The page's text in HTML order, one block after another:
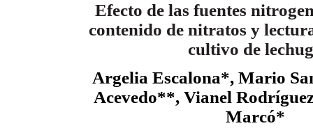
Efecto de las fuentes
contenido de nitratos y
cultivo de
Argelia Escalona*, Mario
Acevedo**, Vianel
Marcó*